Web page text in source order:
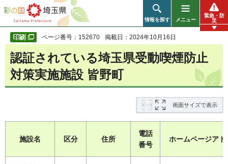
彩の国 埼玉県
情報を探す メニュー
緊急・防
災
ページ番号：152670 掲載日：2024年10月16日
認証されている埼玉県受動喫煙防止
対策実施施設 皆野町
画面サイズで表示
施設名 区分 住所
電話
番号
ホームページアド